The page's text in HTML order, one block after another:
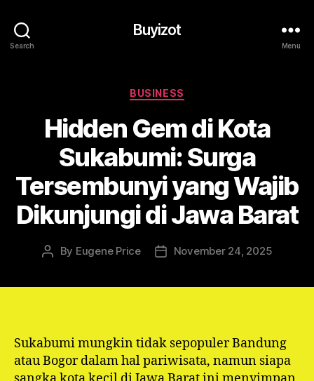
Search
Buyizot
Menu
Categories
BUSINESS
Hidden Gem di Kota
Sukabumi: Surga
Tersembunyi yang Wajib
Dikunjungi di Jawa Barat
Post
By Eugene Price
PostNovember 24, 2025
Sukabumi mungkin tidak sepopuler Bandung
atau Bogor dalam hal pariwisata, namun siapa